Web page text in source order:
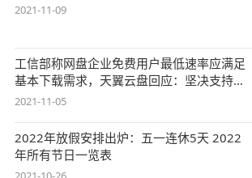
2021-11-09
工信部称网盘企业免费用户最低速率应满足
基本下载需求，天翼云盘回应：坚决支持，
始终
2021-11-05
2022年放假安排出炉：五一连休5天 2022
年所有节日一览表